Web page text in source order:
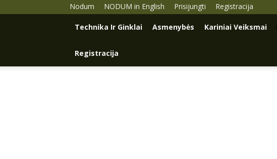
Nodum NODUM in English Prisijungti Registracija
Technika Ir Ginklai Asmenybės Kariniai Veiksmai
Registracija